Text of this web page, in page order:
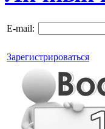
E-mail:
Зарегистрироваться